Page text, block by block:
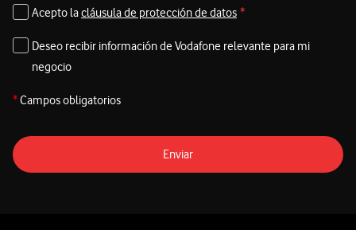
Acepto lacláusula de protección de datos *
Deseo recibir información de Vodafone relevante para mi
negocio
*Campos obligatorios
Enviar